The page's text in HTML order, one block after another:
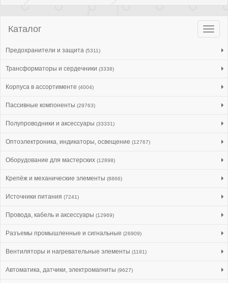
Каталог
Предохранители и защита (5311)
Трансформаторы и сердечники (3338)
Корпуса в ассортименте (4004)
Пассивные компоненты (29763)
Полупроводники и аксессуары (33331)
Оптоэлектроника, индикаторы, освещение (12767)
Оборудование для мастерских (12898)
Крепёж и механические элементы (8866)
Источники питания (7241)
Провода, кабель и аксессуары (12969)
Разъемы промышленные и сигнальные (26909)
Вентиляторы и нагревательные элементы (1191)
Автоматика, датчики, электромагниты (9627)